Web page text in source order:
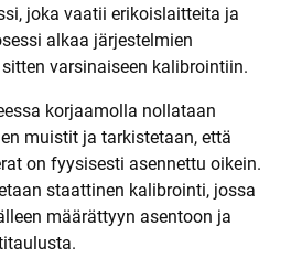
joka vaatii erikoislaitteita ja
alkaa järjestelmien
varsinaiseen kalibrointiin.
korjaamolla nollataan
muistit ja tarkistetaan, että
on fyysisesti asennettu oikein.
staattinen kalibrointi, jossa
määrättyyn asentoon ja